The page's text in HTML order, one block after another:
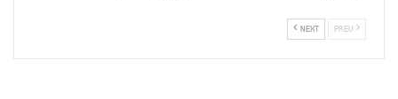
NEXT